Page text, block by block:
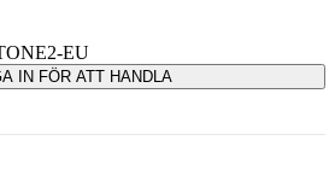
EU
IN FÖR ATT HANDLA